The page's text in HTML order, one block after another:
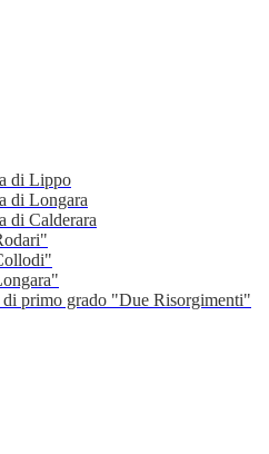
di Lippo
di Longara
di Calderara
di primo grado "Due Risorgimenti"